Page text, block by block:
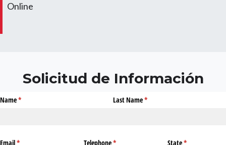
Online
Solicitud de Información